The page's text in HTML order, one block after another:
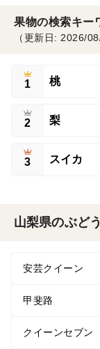
果物の検索キー
（更新日: 2026/
1 桃
2 梨
3 スイカ
山梨県のぶど
安芸クイーン
甲斐路
クイーンセブン